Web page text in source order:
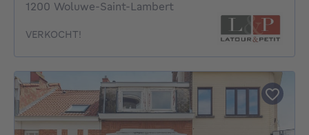
1200 Woluwe-Saint-Lambert
VERKOCHT!